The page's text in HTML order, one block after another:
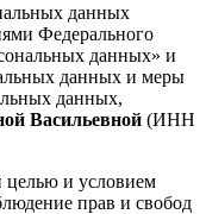
данных
Федерального
данных» и
данных и меры
данных,
Васильевной (ИНН
целью и условием
прав и свобод